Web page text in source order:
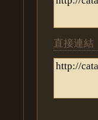
直接連結